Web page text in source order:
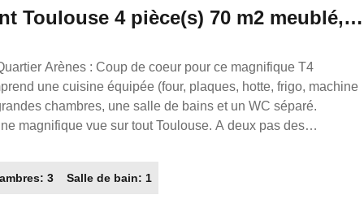
Toulouse 4 pièce(s) 70 m2 meublé,
libre
vue sur tout Toulouse. A deux pas des
wifi. Caution : 2 800.00€ Honoraires locataires : 910.00€
Référence annonce : L7292 FRANCE
3 Salle de bain: 1